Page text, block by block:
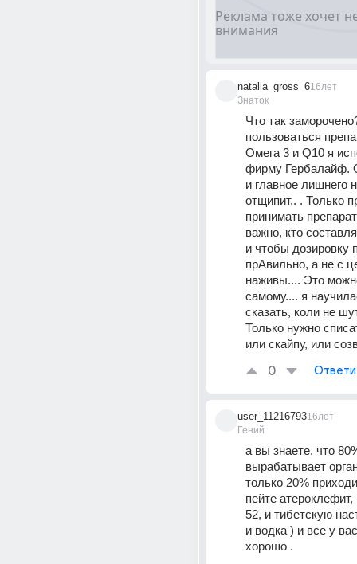
natalia_gross_6
Знаток
16лет
Что так
пользоваться
Омега 3 и Q10 я
фирму Гербалайф.
и главное лишнего
отщипит.. . Только
принимать
важно, кто
и чтобы дозировку
прАвильно, а не с
наживы.... Это
самому.... я
сказать, коли не
Только нужно
или скайпу, или
0
user_11216793
Гений
16лет
а вы знаете, что
вырабатывает
только 20%
пейте
52, и тибетскую
и водка ) и все у
хорошо .